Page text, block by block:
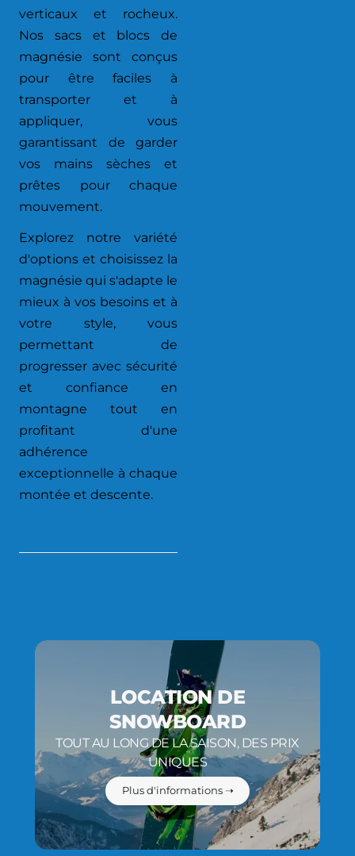
verticaux et rocheux.
Nos sacs et blocs de
magnésie sont conçus
pour être faciles à
transporter et à
appliquer, vous
garantissant de garder
vos mains sèches et
prêtes pour chaque
mouvement.
Explorez notre variété
d'options et choisissez la
magnésie qui s'adapte le
mieux à vos besoins et à
votre style, vous
permettant de
progresser avec sécurité
et confiance en
montagne tout en
profitant d'une
adhérence
exceptionnelle à chaque
montée et descente.
LOCATION DE
SNOWBOARD
TOUT AU LONG DE LA SAISON, DES PRIX
UNIQUES
Plus d'informations ➝